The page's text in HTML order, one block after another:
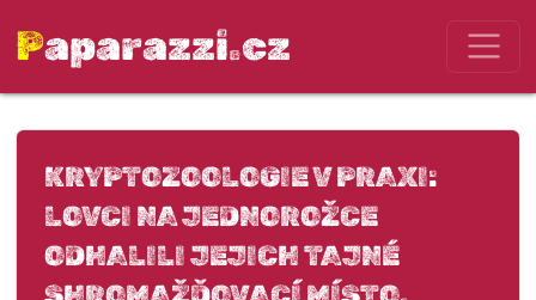
Paparazzi.cz
KRYPTOZOOLOGIE V PRAXI:
LOVCI NA JEDNOROŽCE
ODHALILI JEJICH TAJNÉ